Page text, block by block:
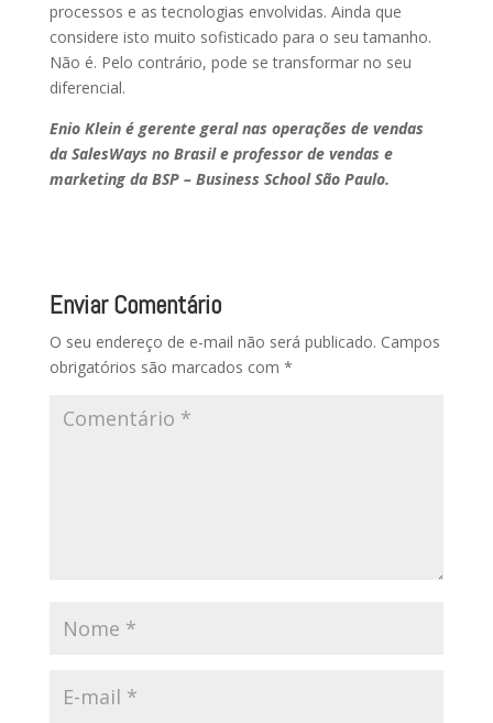
processos e as tecnologias envolvidas. Ainda que
considere isto muito sofisticado para o seu tamanho.
Não é. Pelo contrário, pode se transformar no seu
diferencial.
Enio Klein é gerente geral nas operações de vendas
da SalesWays no Brasile professor de vendas e
marketing da BSP – Business School São Paulo.
Enviar Comentário
O seu endereço de e-mail não será publicado. Campos
obrigatórios são marcados com *